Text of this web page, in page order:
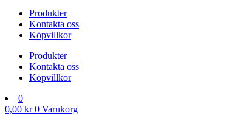
Produkter
Kontakta oss
Köpvillkor
Produkter
Kontakta oss
Köpvillkor
0
0,00 kr 0 Varukorg